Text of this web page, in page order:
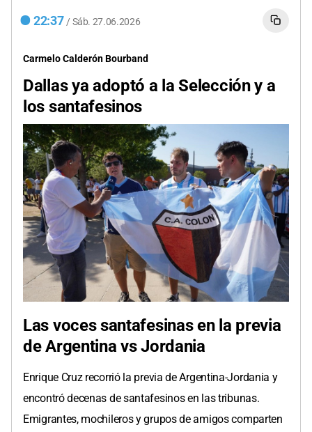
22:37 / Sáb. 27.06.2026
Carmelo Calderón Bourband
Dallas ya adoptó a la Selección y a
los santafesinos
Las voces santafesinas en la previa
de Argentina vs Jordania
Enrique Cruz recorrió la previa de Argentina-Jordania y
encontró decenas de santafesinos en las tribunas.
Emigrantes, mochileros y grupos de amigos comparten